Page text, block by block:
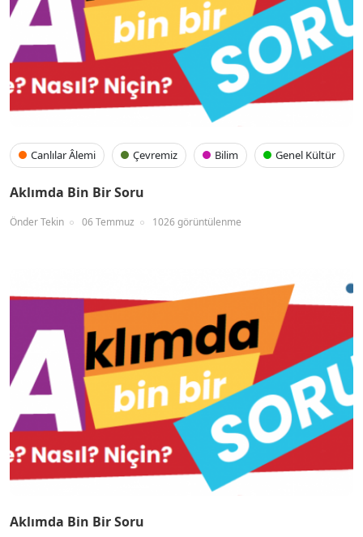
Canlılar Âlemi Çevremiz Bilim Genel Kültür
Aklımda Bin Bir Soru
Önder Tekin 06 Temmuz 1026 görüntülenme
Aklımda Bin Bir Soru